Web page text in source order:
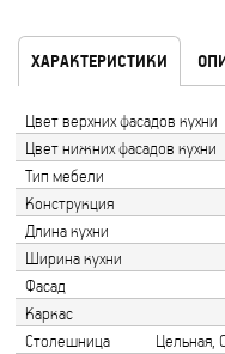
ХАРАКТЕРИСТИКИ
Цвет верхних фасадов кухни
Цвет нижних фасадов кухни
Тип мебели
Конструкция
Длина кухни
Ширина кухни
Фасад
Каркас
Столешница
Цельная,